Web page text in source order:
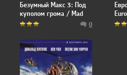
Безумный Макс 3: Под
куполом грома / Mad
Max Beyond
0